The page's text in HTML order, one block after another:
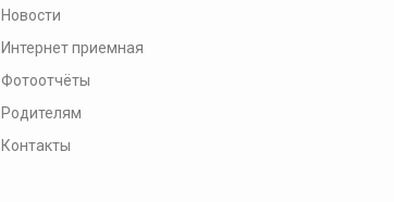
Новости
Интернет приемная
Фотоотчёты
Родителям
Контакты